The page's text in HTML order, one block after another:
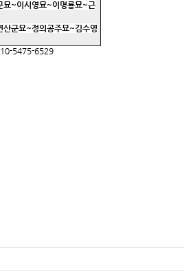
묘~이시영묘~이명룡묘~근
산군묘~정의공주묘~김수영
5475-6529